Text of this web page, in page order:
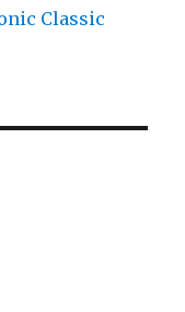
Classic